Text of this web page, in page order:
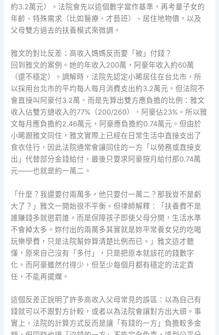
約3.2萬元）。法院會先以這個數字當作基準，再考量子女的
年齡、特殊需求（比如醫療、才藝班）、居住地物價，以及
父母雙方過去的扶養模式來微調。
雅文的對比反差：高收入媽媽反而要「被」付錢？
回到雅文的案例。她的年收入200萬，阿豪年收入約60萬
（還不穩定）。調解時，法院先認定小晞居住在台北市，所
以採用台北市的平均每人每月消費支出約3.2萬元。但法院不
會直接叫阿豪付3.2萬，而是先算出雙方應負擔的比例：雅文
收入佔雙方總收入的77%（200/260），阿豪佔23%。所以雅
文每月應負擔約2.46萬元，阿豪應負擔約0.74萬元。但由於
小晞跟雅文同住，雅文實際上已經在日常生活中直接支出了
食衣住行，因此法院通常會讓同住的一方「以勞務或直接支
出」代替部分金錢給付，最後只要求阿豪按月給付那0.74萬
元——也就是約一萬二。
「什麼？我還要付兩萬多，他只要付一萬二？那我豈不是虧
大了？」雅文一開始很不平衡。但律師解釋：「扶養費不是
誰賺錢多就懲罰誰，而是保障孩子即使父母分開，生活水準
不會掉太多。妳付出的兩萬多其實就是妳平常養女兒的吃喝
玩樂學費，只是法院幫妳算清楚比例而已。」雅文這才聽
懂，原來自己沒有「多付」，只是把原本就該花的錢數字
化。而阿豪雖然付得少，但至少每個月都有穩定的法定責
任，不能再擺爛。
這個反差正說明了許多高收入父母常見的誤區：以為自己有
錢就可以不跟對方計較，或者以為法院會讓對方出大頭。事
實上，法院的計算方式反而是讓「有錢的一方」負擔較多金